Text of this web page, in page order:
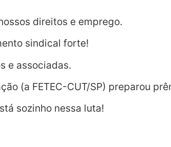
direitos e emprego.
sindical forte!
e associadas.
(a FETEC-CUT/SP) preparou
sozinho nessa luta!